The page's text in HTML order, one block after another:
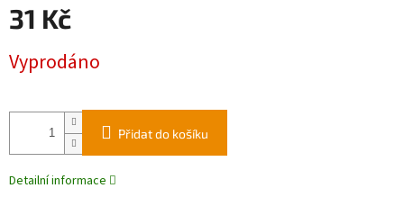
31 Kč
cena:
Vyprodáno
Přidat do košíku
Detailní informace